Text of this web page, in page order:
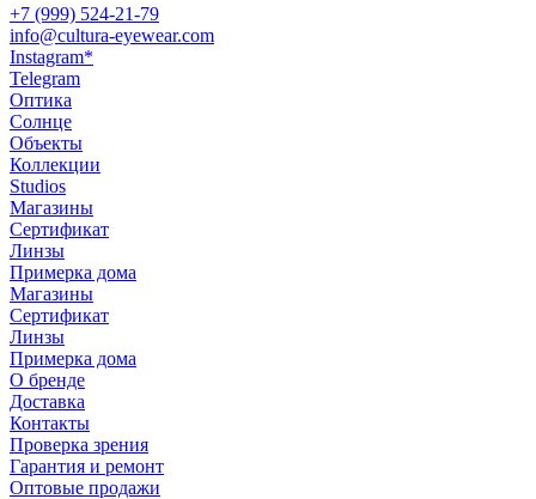
+7 (999) 524-21-79
info@cultura-eyewear.com
Instagram*
Telegram
Оптика
Солнце
Объекты
Коллекции
Studios
Магазины
Сертификат
Линзы
Примерка дома
Магазины
Сертификат
Линзы
Примерка дома
О бренде
Доставка
Контакты
Проверка зрения
Гарантия и ремонт
Оптовые продажи